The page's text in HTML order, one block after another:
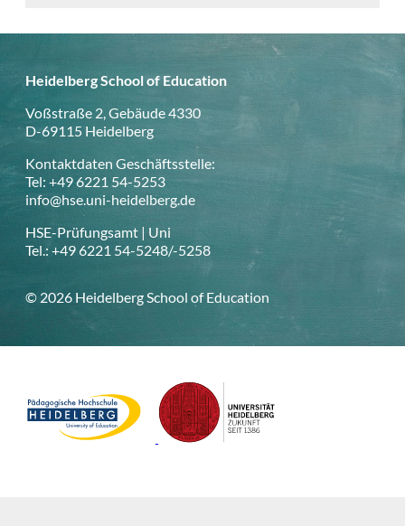
Heidelberg School of Education
Voßstraße 2, Gebäude 4330
D-69115 Heidelberg
Kontaktdaten Geschäftsstelle:
Tel: +49 6221 54-5253
info@hse.uni-heidelberg.de
HSE-Prüfungsamt | Uni
Tel.: +49 6221 54-5248/-5258
© 2026 Heidelberg School of Education